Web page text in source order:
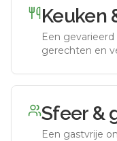
Keuken
Een
gerechten en
Sfeer &
Een gastvrije